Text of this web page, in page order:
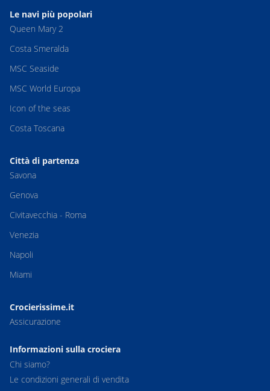
Le navi più popolari
Queen Mary 2
Costa Smeralda
MSC Seaside
MSC World Europa
Icon of the seas
Costa Toscana
Città di partenza
Savona
Genova
Civitavecchia - Roma
Venezia
Napoli
Miami
Crocierissime.it
Assicurazione
Informazioni sulla crociera
Chi siamo?
Le condizioni generali di vendita